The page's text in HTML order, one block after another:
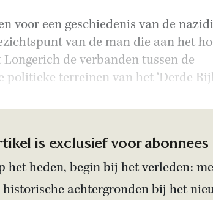
voor een geschiedenis van de
van de man die aan het
de verbanden tussen de
terreinen van het ‘Derde
is exclusief voor abonnees
het heden, begin bij het verleden:
historische achtergronden bij het